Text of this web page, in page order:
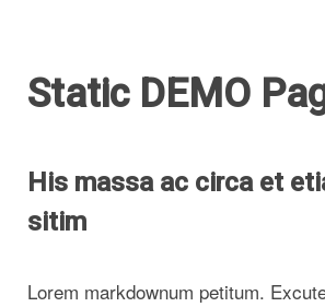
Static DEMO
His massa ac circa et
sitim
Lorem markdownum petitum.